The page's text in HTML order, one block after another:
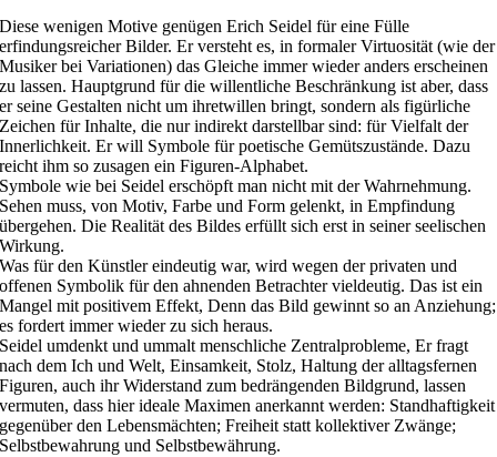
Diese wenigen Motive genügen Erich Seidel für eine Fülle
erfindungsreicher Bilder. Er versteht es, in formaler Virtuosität (wie der
Musiker bei Variationen) das Gleiche immer wieder anders erscheinen
zu lassen. Hauptgrund für die willentliche Beschränkung ist aber, dass
er seine Gestalten nicht um ihretwillen bringt, sondern als figürliche
Zeichen für Inhalte, die nur indirekt darstellbar sind: für Vielfalt der
Innerlichkeit. Er will Symbole für poetische Gemütszustände. Dazu
reicht ihm so zusagen ein Figuren-Alphabet.
Symbole wie bei Seidel erschöpft man nicht mit der Wahrnehmung.
Sehen muss, von Motiv, Farbe und Form gelenkt, in Empfindung
übergehen. Die Realität des Bildes erfüllt sich erst in seiner seelischen
Wirkung.
Was für den Künstler eindeutig war, wird wegen der privaten und
offenen Symbolik für den ahnenden Betrachter vieldeutig. Das ist ein
Mangel mit positivem Effekt, Denn das Bild gewinnt so an Anziehung;
es fordert immer wieder zu sich heraus.
Seidel umdenkt und ummalt menschliche Zentralprobleme, Er fragt
nach dem Ich und Welt, Einsamkeit, Stolz, Haltung der alltagsfernen
Figuren, auch ihr Widerstand zum bedrängenden Bildgrund, lassen
vermuten, dass hier ideale Maximen anerkannt werden: Standhaftigkeit
gegenüber den Lebensmächten; Freiheit statt kollektiver Zwänge;
Selbstbewahrung und Selbstbewährung.